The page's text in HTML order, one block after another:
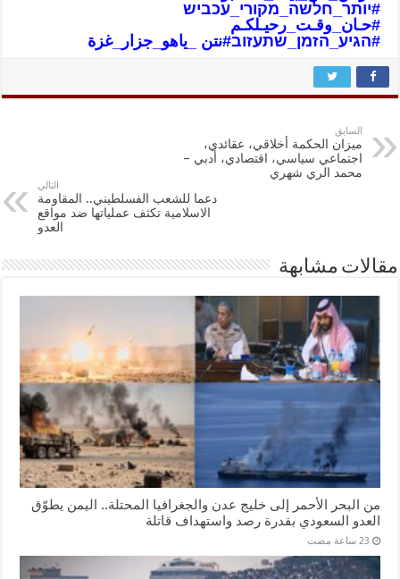
#יותר_חלשה_מקורי_עכביש
#حـان_وقـت_رحيـلكـم
#הגיע_הזמן_שתעזוב#نتن _ياهو_جزار_غزة
السابق
ميزان الحكمة أخلاقي، عقائدي،
اجتماعي سياسي، اقتصادي، أدبي –
محمد الري شهري
التالي
دعما للشعب الفسلطيني.. المقاومة
الاسلامية تكثف عملياتها ضد مواقع
العدو
مقالات مشابهة
من البحر الأحمر إلى خليج عدن والجغرافيا المحتلة.. اليمن يطوّق
العدو السعودي بقدرة رصد واستهداف قاتلة